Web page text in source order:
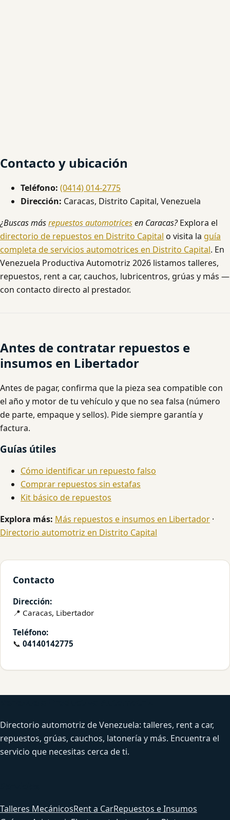
Contacto y ubicación
Teléfono: (0414) 014-2775
Dirección: Caracas, Distrito Capital, Venezuela
¿Buscas másrepuestos automotricesen Caracas?Explora el
directorio de repuestos en Distrito Capital o visita la guía
completa de servicios automotrices en Distrito Capital. En
Venezuela Productiva Automotriz 2026 listamos talleres,
repuestos, rent a car, cauchos, lubricentros, grúas y más —
con contacto directo al prestador.
Antes de contratar repuestos e
insumos en Libertador
Antes de pagar, confirma que la pieza sea compatible con
el año y motor de tu vehículo y que no sea falsa (número
de parte, empaque y sellos). Pide siempre garantía y
factura.
Guías útiles
Cómo identificar un repuesto falso
Comprar repuestos sin estafas
Kit básico de repuestos
Explora más: Más repuestos e insumos en Libertador ·
Directorio automotriz en Distrito Capital
Contacto
Dirección:
📍 Caracas, Libertador
Teléfono:
📞 04140142775
Directorio automotriz de Venezuela: talleres, rent a car,
repuestos, grúas, cauchos, latonería y más. Encuentra el
servicio que necesitas cerca de ti.
Talleres MecánicosRent a CarRepuestos e Insumos